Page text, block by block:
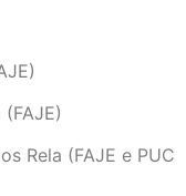
Rela (FAJE e PUC